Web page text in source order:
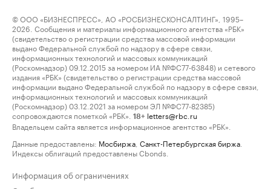
© ООО «БИЗНЕСПРЕСС», АО «РОСБИЗНЕСКОНСАЛТИНГ», 1995–
2026. Сообщения и материалы информационного агентства «РБК»
(свидетельство о регистрации средства массовой информации
выдано Федеральной службой по надзору в сфере связи,
информационных технологий и массовых коммуникаций
(Роскомнадзор) 09.12.2015 за номером ИА №ФС77-63848) и сетевого
издания «РБК» (свидетельство о регистрации средства массовой
информации выдано Федеральной службой по надзору в сфере связи,
информационных технологий и массовых коммуникаций
(Роскомнадзор) 03.12.2021 за номером ЭЛ №ФС77-82385)
сопровождаются пометкой «РБК».
18+ letters@rbc.ru
Владельцем сайта является информационное агентство «РБК».
Данные предоставлены: Мосбиржа Санкт-Петербургская биржа
Индексы облигаций предоставлены Cbonds.
Информация об ограничениях